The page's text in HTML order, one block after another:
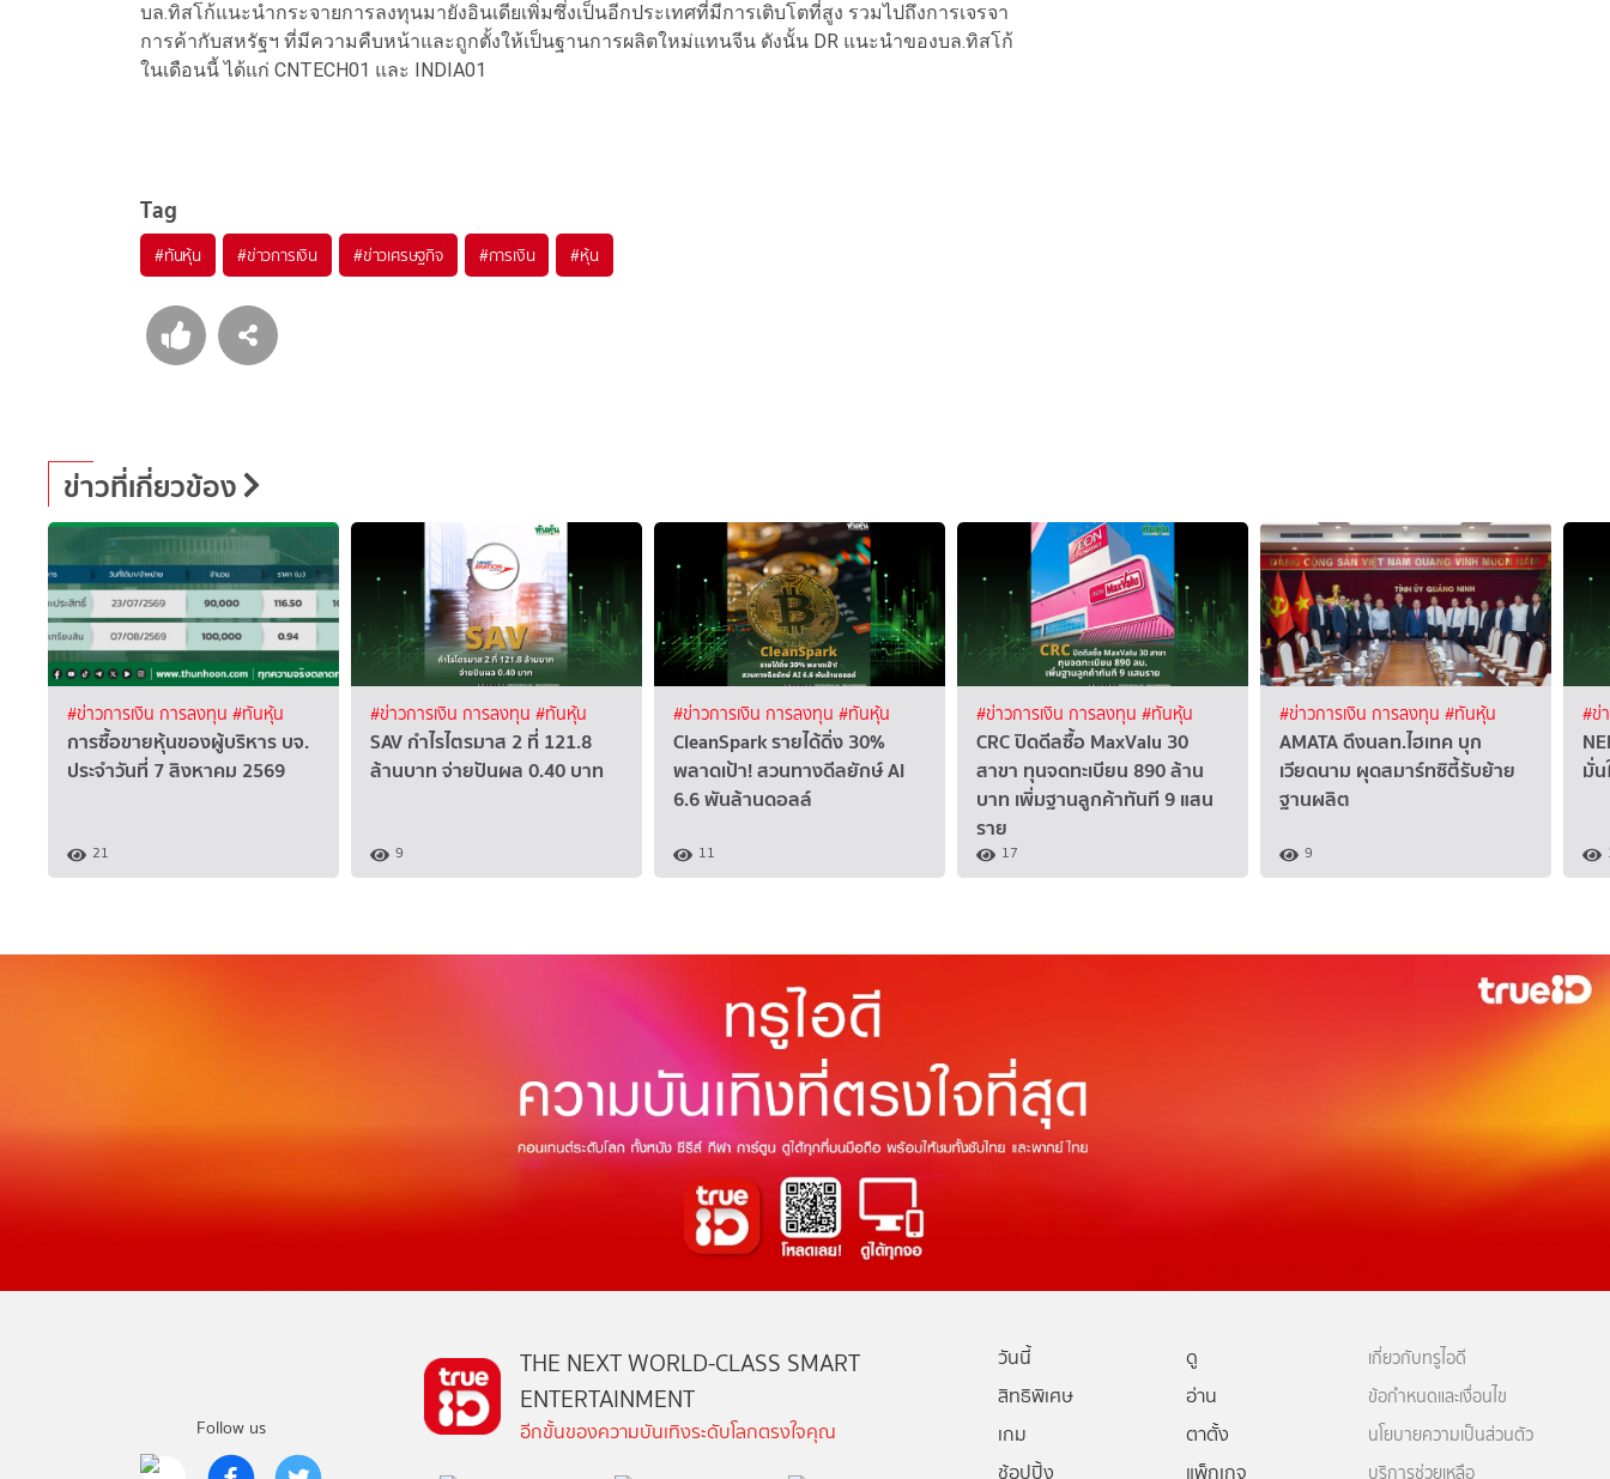
บล.ทิสโก้แนะนำกระจายการลงทุนมายังอินเดียเพิ่มซึ่งเป็นอีกประเทศที่มีการเติบโตที่สูง รวมไปถึงการเจรจา
การค้ากับสหรัฐฯ ที่มีความคืบหน้าและถูกตั้งให้เป็นฐานการผลิตใหม่แทนจีน ดังนั้น DR แนะนำของบล.ทิสโก้
ในเดือนนี้ ได้แก่ CNTECH01 และ INDIA01
Tag
#ทันหุ้น #ข่าวการเงิน #ข่าวเศรษฐกิจ #การเงิน #หุ้น
ข่าวที่เกี่ยวข้อง
#ข่าวการเงิน การลงทุน #ทันหุ้น
การซื้อขายหุ้นของผู้บริหาร บจ.
ประจำวันที่ 7 สิงหาคม 2569
21
#ข่าวการเงิน การลงทุน #ทันหุ้น
SAV กำไรไตรมาส 2 ที่ 121.8
ล้านบาท จ่ายปันผล 0.40 บาท
9
#ข่าวการเงิน การลงทุน #ทันหุ้น
CleanSpark รายได้ดิ่ง 30%
พลาดเป้า! สวนทางดีลยักษ์ AI
6.6 พันล้านดอลล์
11
#ข่าวการเงิน การลงทุน #ทันหุ้น
CRC ปิดดีลซื้อ MaxValu 30
สาขา ทุนจดทะเบียน 890 ล้าน
บาท เพิ่มฐานลูกค้าทันที 9 แสน
ราย
17
#ข่าวการเงิน การลงทุน #ทันหุ้น
AMATA ดึงนลท.ไฮเทค บุก
เวียดนาม ผุดสมาร์ทซิตี้รับย้าย
ฐานผลิต
9
#ข่
มั่
Follow us
THE NEXT WORLD-CLASS SMART
ENTERTAINMENT
อีกขั้นของความบันเทิงระดับโลกตรงใจคุณ
วันนี้
ดู
สิทธิพิเศษ
อ่าน
เกม
ตาตั้ง
ช้อปปิ้ง
แพ็กเกจ
เกี่ยวกับทรูไอดี
ข้อกำหนดและเงื่อนไข
นโยบายความเป็นส่วนตัว
บริการช่วยเหลือ